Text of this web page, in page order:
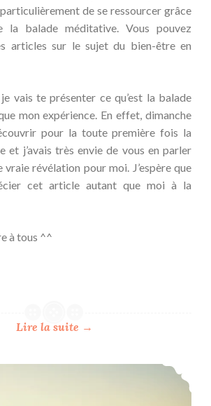
de se ressourcer grâce
la balade méditative. Vous pouvez
articles sur le sujet du bien-être en
vais te présenter ce qu’est la balade
mon expérience. En effet, dimanche
pour la toute première fois la
et j’avais très envie de vous en parler
vraie révélation pour moi. J’espère que
cet article autant que moi à la
à tous ^^
Lire la suite →
La peur du regard des autres n’est qu’une illusion, comment s’en débarrasser définitivement ?